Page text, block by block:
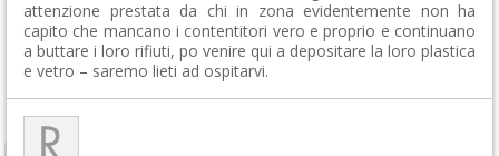
attenzione prestata da chi in zona evidentemente non ha
capito che mancano i contentitori vero e proprio e continuano
a buttare i loro rifiuti, po venire qui a depositare la loro plastica
e vetro – saremo lieti ad ospitarvi.